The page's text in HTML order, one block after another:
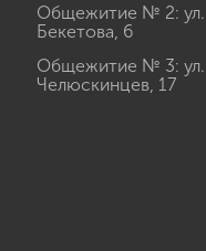
Общежитие № 2: ул.
Бекетова, 6
Общежитие № 3: ул.
Челюскинцев, 17